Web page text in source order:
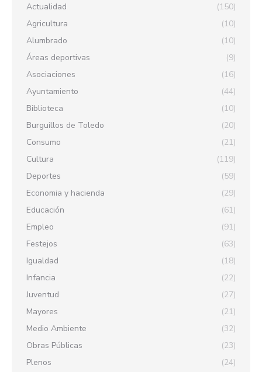
Actualidad
(150)
Agricultura
(10)
Alumbrado
(10)
Áreas deportivas
(9)
Asociaciones
(16)
Ayuntamiento
(44)
Biblioteca
(10)
Burguillos de Toledo
(20)
Consumo
(21)
Cultura
(119)
Deportes
(59)
Economia y hacienda
(29)
Educación
(61)
Empleo
(91)
Festejos
(63)
Igualdad
(18)
Infancia
(22)
Juventud
(27)
Mayores
(21)
Medio Ambiente
(32)
Obras Públicas
(23)
Plenos
(24)